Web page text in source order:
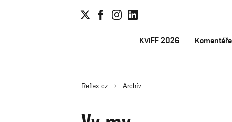
KVIFF 2026 Komentáře
Reflex.cz Archív